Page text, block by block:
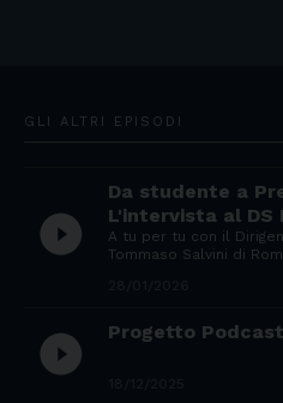
GLI ALTRI EPISODI
play_circle_filled
Da studente a
L'intervista al DS
A tu per tu con il
Tommaso Salvini di
play_circle_filled Progetto